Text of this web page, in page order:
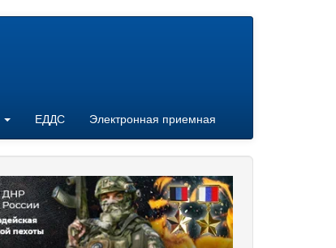
ЕДДС Электронная приемная